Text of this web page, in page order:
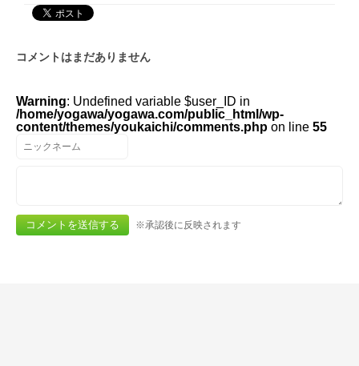
コメントはまだありません
Warning: Undefined variable $user_ID in
/home/yogawa/yogawa.com/public_html/wp-
content/themes/youkaichi/comments.php on line 55
※承認後に反映されます